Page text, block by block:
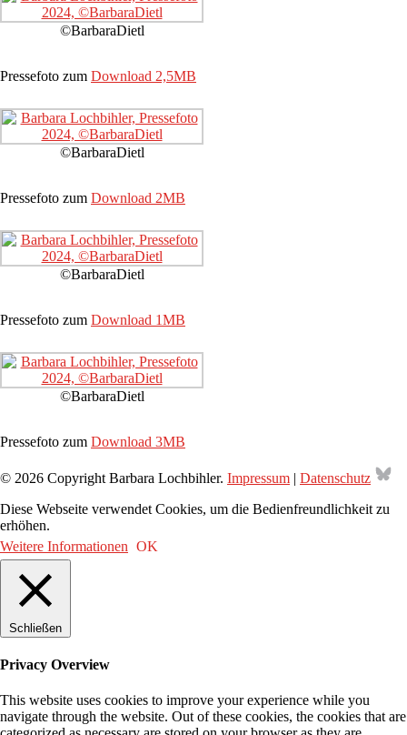
©BarbaraDietl
Pressefoto zum Download 2,5MB
©BarbaraDietl
Pressefoto zum Download 2MB
©BarbaraDietl
Pressefoto zum Download 1MB
©BarbaraDietl
Pressefoto zum Download 3MB
© 2026 Copyright Barbara Lochbihler. Impressum | Datenschutz
Diese Webseite verwendet Cookies, um die Bedienfreundlichkeit zu
erhöhen.
Weitere Informationen OK
Schließen
Privacy Overview
This website uses cookies to improve your experience while you
navigate through the website. Out of these cookies, the cookies that are